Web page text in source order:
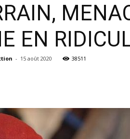
EN
- 15 août 2020 38511